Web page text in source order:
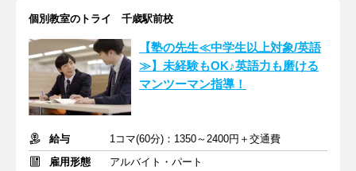
個別教室のトライ 千歳駅前校
【塾の先生≪中学生以上対象/英語
≫】未経験もOK♪英語力も磨ける
マンツーマン指導！
給与
1コマ(60分)：1350～2400円＋交通費
雇用形態
アルバイト・パート